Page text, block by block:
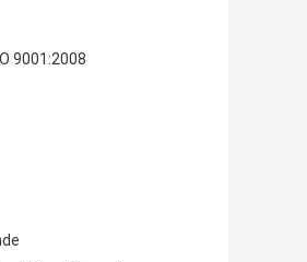
9001:2008